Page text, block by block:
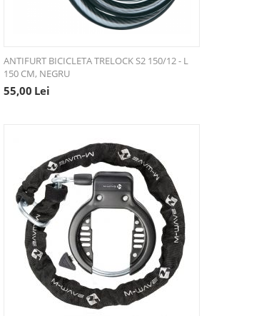
ANTIFURT BICICLETA TRELOCK S2 150/12 - L
150 CM, NEGRU
55,00 Lei